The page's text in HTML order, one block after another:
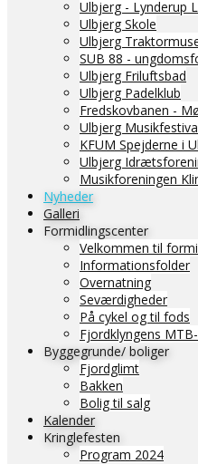
Ulbjerg - Lynderup
Ulbjerg Skole
Ulbjerg
SUB 88 -
Ulbjerg Friluftsbad
Ulbjerg Padelklub
Fredskovbanen -
Ulbjerg
KFUM Spejderne i
Ulbjerg
Musikforeningen
Nyheder
Galleri
Formidlingscenter
Velkommen til
Informationsfolder
Overnatning
Seværdigheder
På cykel og til fods
Fjordklyngens
Byggegrunde/ boliger
Fjordglimt
Bakken
Bolig til salg
Kalender
Kringlefesten
Program 2024